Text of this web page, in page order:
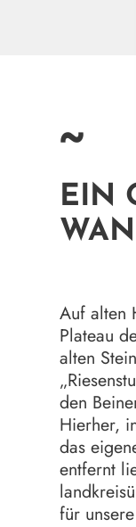
~
EIN
Auf alten
Plateau
alten
den
Hierher,
das
entfernt
für